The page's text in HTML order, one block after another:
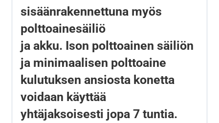
sisäänrakennettuna myös
polttoainesäiliö
ja akku. Ison polttoainen säiliön
ja minimaalisen polttoaine
kulutuksen ansiosta konetta
voidaan käyttää
yhtäjaksoisesti jopa 7 tuntia.